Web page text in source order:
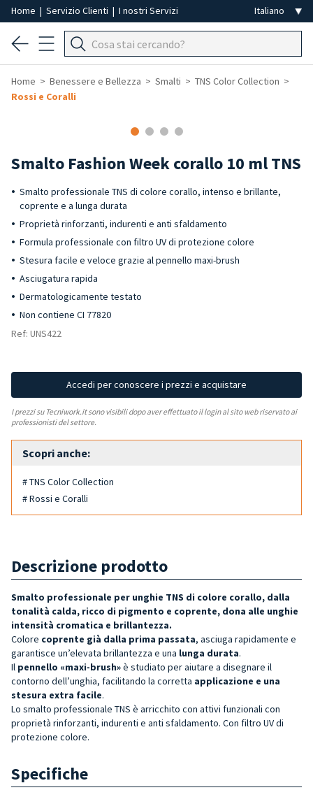
Home | Servizio Clienti | I nostri Servizi
Home Benessere e Bellezza Smalti
TNS Color Collection
Rossi e Coralli
Smalto Fashion Week corallo 10 ml TNS
Smalto professionale TNS di colore corallo, intenso e brillante,
coprente e a lunga durata
Proprietà rinforzanti, indurenti e anti sfaldamento
Formula professionale con filtro UV di protezione colore
Stesura facile e veloce grazie al pennello maxi-brush
Asciugatura rapida
Dermatologicamente testato
Non contiene CI 77820
Ref: UNS422
Accedi per conoscere i prezzi e acquistare
I prezzi su Tecniwork.it sono visibili dopo aver effettuato il login al sito web riservato ai
professionisti del settore.
Scopri anche:
# TNS Color Collection
# Rossi e Coralli
Descrizione prodotto
Smalto professionale per unghie TNS di colore corallo, dalla
tonalità calda, ricco di pigmento e coprente, dona alle unghie
intensità cromatica e brillantezza.
Colore coprente già dalla prima passata, asciuga rapidamente e
garantisce un’elevata brillantezza e una lunga durata.
Il pennello «maxi-brush»è studiato per aiutare a disegnare il
contorno dell’unghia, facilitando la corretta applicazione e una
stesura extra facile.
Lo smalto professionale TNS è arricchito con attivi funzionali con
proprietà rinforzanti, indurenti e anti sfaldamento. Con filtro UV di
protezione colore.
Specifiche